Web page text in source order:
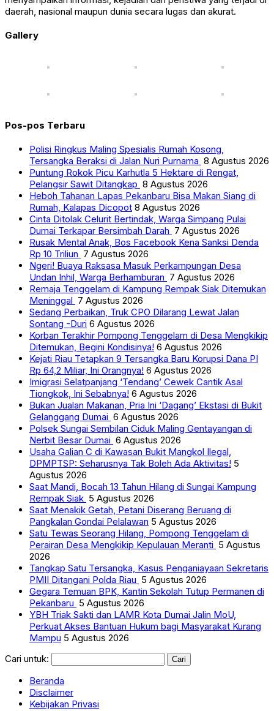
daerah, nasional maupun dunia secara lugas dan akurat.
Gallery
Pos-pos Terbaru
Polisi Ringkus Maling Spesialis Rumah Kosong,
Tersangka Beraksi di Jalan Nuri Purnama 8 Agustus 2026
Puntung Rokok Picu Karhutla 5 Hektare di Rengat,
Pelangsir Sawit Ditangkap 8 Agustus 2026
Heboh Tahanan Lapas Pekanbaru Bisa Makan Siang di
Rumah, Kalapas Dicopot 8 Agustus 2026
Cinta Ditolak Celurit Bertindak, Warga Simpang Pulai
Dumai Terkapar Bersimbah Darah 7 Agustus 2026
Rusak Mental Anak, Bos Facebook Kena Sanksi Denda
Rp 10 Triliun 7 Agustus 2026
Ngeri! Buaya Raksasa Masuk Perkampungan Desa
Undan Inhil, Warga Berhamburan 7 Agustus 2026
Remaja Tenggelam di Kampung Rempak Siak Ditemukan
Meninggal 7 Agustus 2026
Sedang Perbaikan, Truk CPO Dilarang Lewat Jalan
Sontang -Duri 6 Agustus 2026
Korban Terakhir Pompong Tenggelam di Desa Mengkikip
Ditemukan, Begini Kondisinya! 6 Agustus 2026
Kejati Riau Tetapkan 9 Tersangka Baru Korupsi Dana PI
Rp 64,2 Miliar, Ini Orangnya! 6 Agustus 2026
Imigrasi Selatpanjang ‘Tendang’ Cewek Cantik Asal
Tiongkok, Ini Sebabnya! 6 Agustus 2026
Bukan Jualan Makanan, Pria Ini ‘Dagang’ Ekstasi di Bukit
Gelanggang Dumai 6 Agustus 2026
Polsek Sungai Sembilan Ciduk Maling Gentayangan di
Nerbit Besar Dumai 6 Agustus 2026
Usaha Galian C di Kawasan Bukit Mangkol Ilegal,
DPMPTSP: Seharusnya Tak Boleh Ada Aktivitas! 5
Agustus 2026
Saat Mandi, Bocah 13 Tahun Hilang di Sungai Kampung
Rempak Siak 5 Agustus 2026
Saat Menakik Getah, Petani Diserang Beruang di
Pangkalan Gondai Pelalawan 5 Agustus 2026
Satu Tewas Seorang Hilang, Pompong Tenggelam di
Perairan Desa Mengkikip Kepulauan Meranti 5 Agustus
2026
Tangkap Satu Tersangka, Kasus Penganiayaan Sekretaris
PMII Ditangani Polda Riau 5 Agustus 2026
Gegara Temuan BPK, Kantin Sekolah Tutup Permanen di
Pekanbaru 5 Agustus 2026
YBH Triak Sakti dan LAMR Kota Dumai Jalin MoU,
Perkuat Akses Bantuan Hukum bagi Masyarakat Kurang
Mampu 5 Agustus 2026
Cari untuk:
Beranda
Disclaimer
Kebijakan Privasi